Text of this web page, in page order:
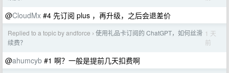
@CloudMx #4 先订阅 plus ，再升级，之后会退差价
Replied to a topic by andforce › 使用礼品卡订阅的 ChatGPT，如何丝滑
续费？
1 天
前
@ahumcyb #1 啊？一般是提前几天扣费啊